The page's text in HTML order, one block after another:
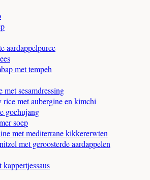
aardappelpuree
met tempeh
met sesamdressing
rice met aubergine en kimchi
gochujang
soep
met mediterrane kikkererwten
met geroosterde aardappelen